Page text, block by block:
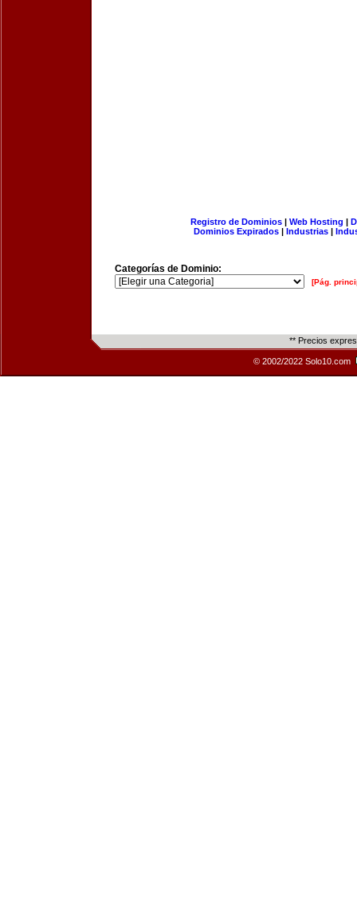
Registro de Dominios| Web Hosting |
Dominios Expirados | Industrias |
Categorías de Dominio:
[Pág.
** Precios
© 2002/2022 Solo10.com